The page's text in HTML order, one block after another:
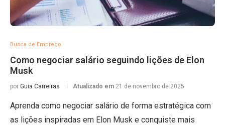
Busca de Emprego
Como negociar salário seguindo lições de Elon
Musk
por Guia Carreiras Atualizado em 21 de novembro de 2025
Aprenda como negociar salário de forma estratégica com
as lições inspiradas em Elon Musk e conquiste mais